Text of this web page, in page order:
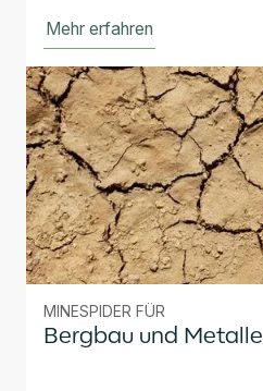
Mehr erfahren
MINESPIDER FÜR
Bergbau und Metalle